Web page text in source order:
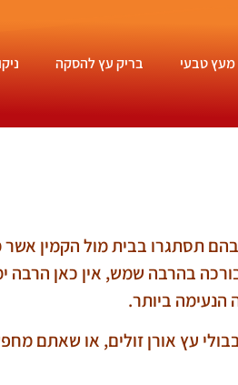
טבעי בריק עץ להסקה
תסתגרו בבית מול הקמין אשר
בהרבה שמש, אין כאן הרבה
הנעימה ביותר.
עץ אורן זולים, או שאתם